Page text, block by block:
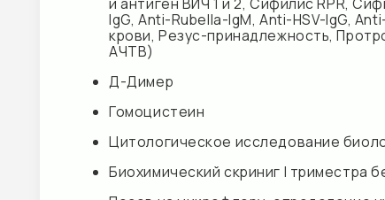
Гомоцистеин
Цитологическое исследование
Биохимический скриниг I триместра
Посев на микрофлору, определение
Диагностика урогенитальных инфекций
Chlamydia trachomatis ПЦР, Mycoplasma
Herpes simplex virus 1, 2 ПЦР, Ureaplasma
2 общих анализа мочи